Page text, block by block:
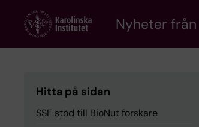
content
Nyheter
Hitta på sidan
SSF stöd till BioNut forskare